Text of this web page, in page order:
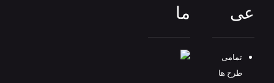
عی
تمامی
طرح‌ ها
ما